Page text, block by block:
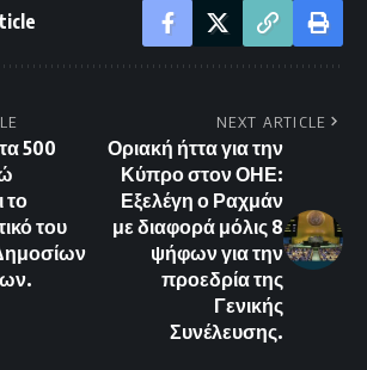
500
το
του
NEXT ARTICLE
Οριακή ήττα για την
Κύπρο στον ΟΗΕ:
Εξελέγη ο Ραχμάν
με διαφορά μόλις 8
ψήφων για την
προεδρία της
Γενικής
Συνέλευσης.